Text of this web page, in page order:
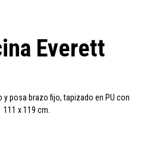
Everett
posa brazo fijo, tapizado en PU con
x 119 cm.